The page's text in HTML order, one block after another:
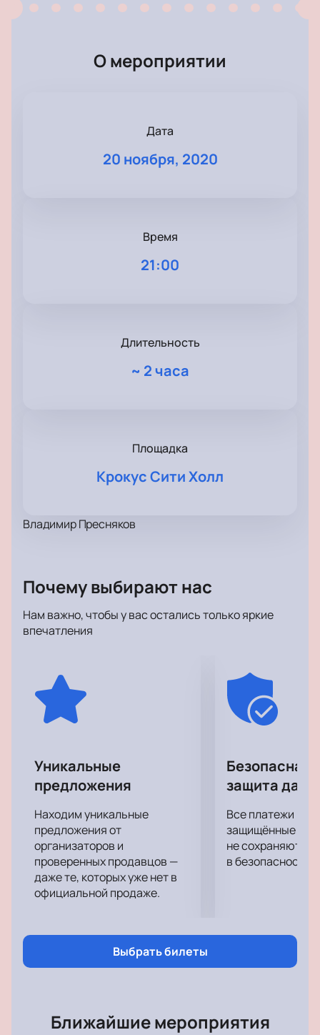
О мероприятии
Дата
20 ноября, 2020
Время
21:00
Длительность
~ 2 часа
Площадка
Крокус Сити Холл
Владимир Пресняков
Почему выбирают нас
Нам важно, чтобы у вас остались только яркие
впечатления
Уникальные
предложения
Находим уникальные
предложения от
организаторов и
проверенных продавцов —
даже те, которых уже нет в
официальной продаже.
Безопасная
защита
Все платежи
защищённые
не сохраняются
в безопасности.
Выбрать билеты
Ближайшие мероприятия